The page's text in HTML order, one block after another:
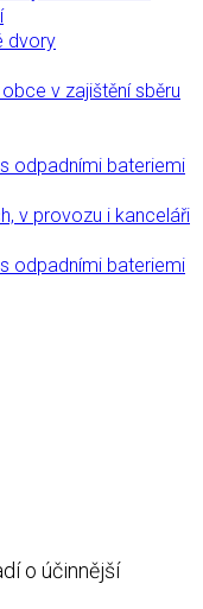
dvory
v zajištění sběru
odpadními bateriemi
v provozu i kanceláři
odpadními bateriemi
o účinnější